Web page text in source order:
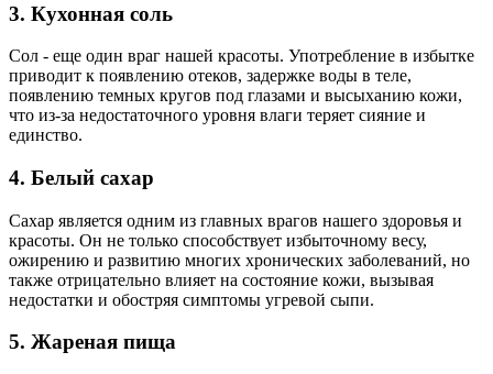
3. Кухонная соль
Сол - еще один враг нашей красоты. Употребление в избытке
приводит к появлению отеков, задержке воды в теле,
появлению темных кругов под глазами и высыханию кожи,
что из-за недостаточного уровня влаги теряет сияние и
единство.
4. Белый сахар
Сахар является одним из главных врагов нашего здоровья и
красоты. Он не только способствует избыточному весу,
ожирению и развитию многих хронических заболеваний, но
также отрицательно влияет на состояние кожи, вызывая
недостатки и обостряя симптомы угревой сыпи.
5. Жареная пища